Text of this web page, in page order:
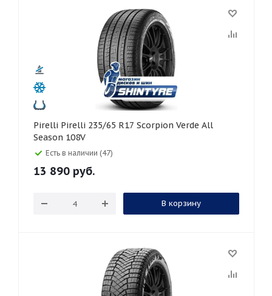
Pirelli Pirelli 235/65 R17 Scorpion Verde All
Season 108V
Есть в наличии (47)
13 890 руб.
В корзину